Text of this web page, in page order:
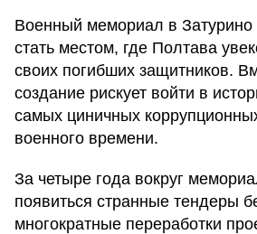
Военный мемориал в
стать местом, где Полтава
своих погибших защитников.
создание рискует войти в
самых циничных
военного времени.
За четыре года вокруг
появиться странные тендеры
многократные переработки